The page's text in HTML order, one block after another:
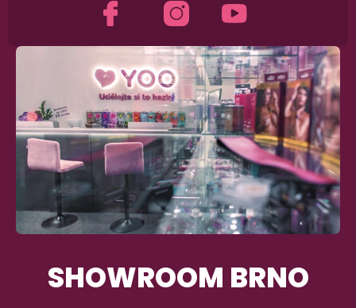
SHOWROOM BRNO